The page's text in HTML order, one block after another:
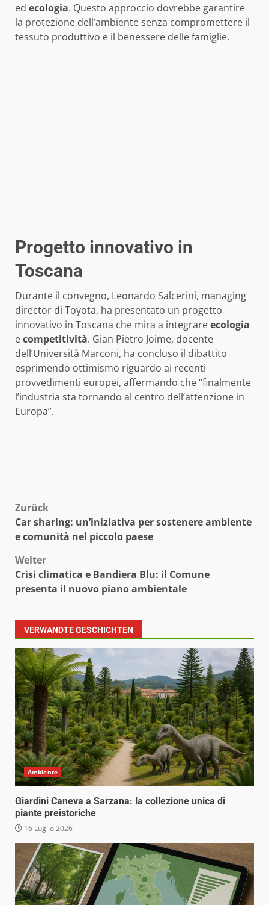
ed ecologia. Questo approccio dovrebbe garantire
la protezione dell’ambiente senza compromettere il
tessuto produttivo e il benessere delle famiglie.
Progetto innovativo in
Toscana
Durante il convegno, Leonardo Salcerini, managing
director di Toyota, ha presentato un progetto
innovativo in Toscana che mira a integrareecologia
ecompetitività. Gian Pietro Joime, docente
dell’Università Marconi, ha concluso il dibattito
esprimendo ottimismo riguardo ai recenti
provvedimenti europei, affermando che “finalmente
l’industria sta tornando al centro dell’attenzione in
Europa”.
Beitragsnavigation
Zurück
Car sharing: un’iniziativa per sostenere ambiente
e comunità nel piccolo paese
Weiter
Crisi climatica e Bandiera Blu: il Comune
presenta il nuovo piano ambientale
VERWANDTE GESCHICHTEN
Ambiente
Giardini Caneva a Sarzana: la collezione unica di
piante preistoriche
16 Luglio 2026